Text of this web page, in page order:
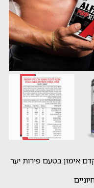
אימון בטעם פירות יער